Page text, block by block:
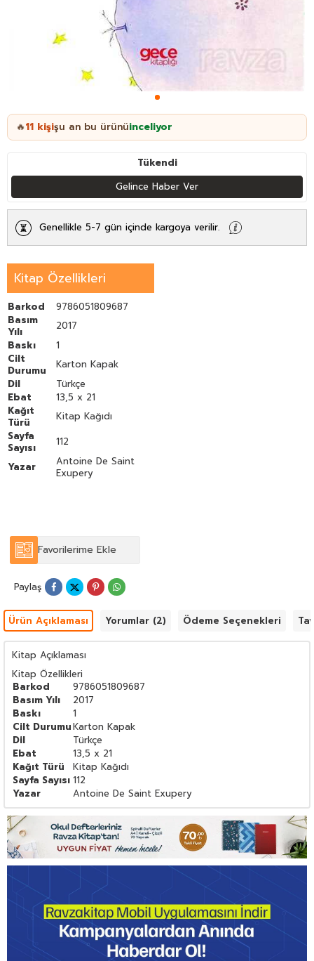
🔥11 kişişu an bu ürünüinceliyor
Tükendi
Gelince Haber Ver
Genellikle 5-7 gün içinde kargoya verilir.
Kitap Özellikleri
Barkod
9786051809687
Basım
Yılı
2017
Baskı
1
Cilt
Durumu
Karton Kapak
Dil
Türkçe
Ebat
13,5 x 21
Kağıt
Türü
Kitap Kağıdı
Sayfa
Sayısı
112
Yazar
Antoine De Saint
Exupery
Favorilerime Ekle
Paylaş
Ürün Açıklaması Yorumlar (2) Ödeme Seçenekleri
Kitap Açıklaması
Kitap Özellikleri
Barkod
9786051809687
Basım Yılı
2017
Baskı
1
Cilt DurumuKarton Kapak
Dil
Türkçe
Ebat
13,5 x 21
Kağıt Türü
Kitap Kağıdı
Sayfa Sayısı 112
Yazar
Antoine De Saint Exupery